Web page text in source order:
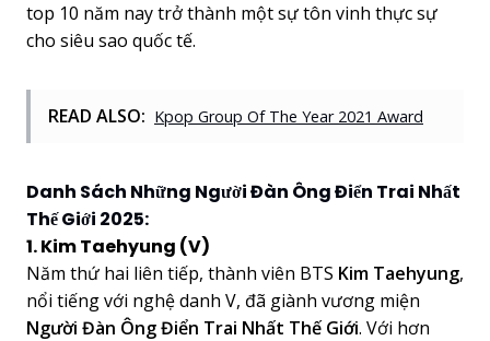
top 10 năm nay trở thành một sự tôn vinh thực sự
cho siêu sao quốc tế.
READ ALSO: Kpop Group Of The Year 2021 Award
Danh Sách Những Người Đàn Ông Điển Trai Nhất
Thế Giới 2025:
1. Kim Taehyung (V)
Năm thứ hai liên tiếp, thành viên BTS Kim Taehyung,
nổi tiếng với nghệ danh V, đã giành vương miện
Người Đàn Ông Điển Trai Nhất Thế Giới. Với hơn